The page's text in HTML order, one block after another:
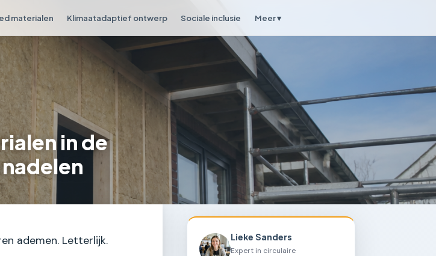
materialen Klimaatadaptief ontwerp Sociale inclusie Meer ▾
in de
ademen. Letterlijk. Lieke Sanders
Expert in circulaire